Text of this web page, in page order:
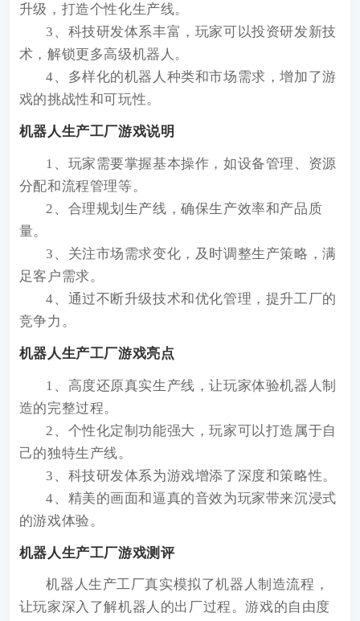
升级，打造个性化生产线。
3、科技研发体系丰富，玩家可以投资研发新技
术，解锁更多高级机器人。
4、多样化的机器人种类和市场需求，增加了游
戏的挑战性和可玩性。
机器人生产工厂游戏说明
1、玩家需要掌握基本操作，如设备管理、资源
分配和流程管理等。
2、合理规划生产线，确保生产效率和产品质
量。
3、关注市场需求变化，及时调整生产策略，满
足客户需求。
4、通过不断升级技术和优化管理，提升工厂的
竞争力。
机器人生产工厂游戏亮点
1、高度还原真实生产线，让玩家体验机器人制
造的完整过程。
2、个性化定制功能强大，玩家可以打造属于自
己的独特生产线。
3、科技研发体系为游戏增添了深度和策略性。
4、精美的画面和逼真的音效为玩家带来沉浸式
的游戏体验。
机器人生产工厂游戏测评
机器人生产工厂真实模拟了机器人制造流程，
让玩家深入了解机器人的出厂过程。游戏的自由度